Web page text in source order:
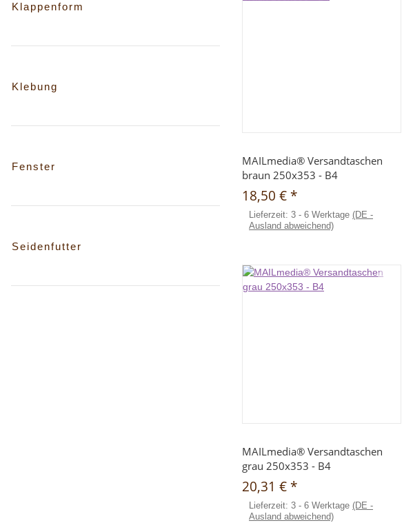
MAILmedia® Versandtaschen
braun 250x353 - B4
18,50 € *
Lieferzeit: 3 - 6 Werktage (DE -
Ausland abweichend)
MAILmedia® Versandtaschen
grau 250x353 - B4
20,31 € *
Lieferzeit: 3 - 6 Werktage (DE -
Ausland abweichend)
Klappenform
Klebung
Fenster
Seidenfutter